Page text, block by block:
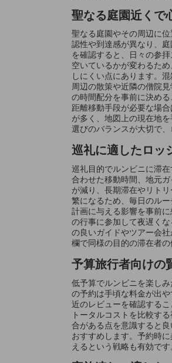
聖なる庭園近くで
聖なる庭園やその周辺に
認性や到達感が異なり、
を確認すると、日々の参
空いているかが変わるた
しにくい点にあります。
周辺の散策や近隣の僧院
の時間配分を事前に決め
距離移動手段が必要な場
が多く、地図上の現在地
選びのバランスが大切で
巡礼に適したロッ
巡礼目的でルンビニに滞
合わせた移動時間、地元
が減り、長期滞在やリト
繁になるため、毎日のル
計画に与える影響を事前
の行事に参加して夜遅く
の良いガイドやツアー会
欄で同様の目的の滞在者
予算旅行者向けの
低予算でルンビニを楽し
の予約は手頃な料金が出
近のレビューを確認する
トータルコストを比較す
合がある点を意識すると
おすすめします。予約時
えるという戦略も有効で